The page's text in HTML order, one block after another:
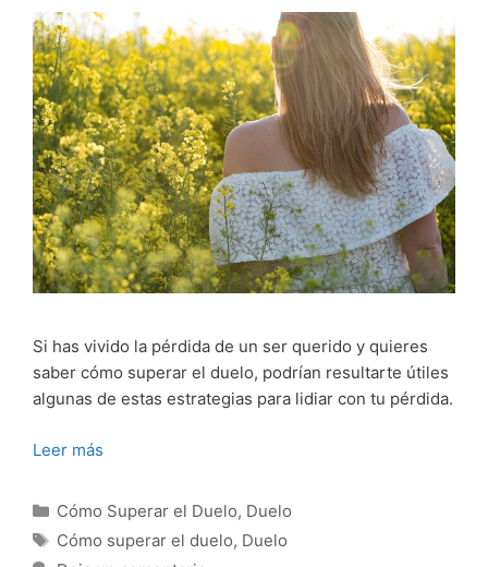
Si has vivido la pérdida de un ser querido y quieres
saber cómo superar el duelo, podrían resultarte útiles
algunas de estas estrategias para lidiar con tu pérdida.
Leer más
Categorías
Cómo Superar el Duelo, Duelo
Etiquetas
Cómo superar el duelo, Duelo